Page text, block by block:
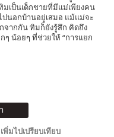
เป็นเด็กชายที่มีแม่เพียงคน
ปนอกบ้านอยู่เสมอ แม้แม่จะ
ากกัน ทิมก็ยังรู้สึก คิดถึง
ๆ น้อยๆ ที่ช่วยให้ “การแยก
เพิ่มไปเปรียบเทียบ